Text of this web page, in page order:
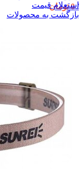
/
0 تومان
استعلام قیمت
بازگشت به محصولات